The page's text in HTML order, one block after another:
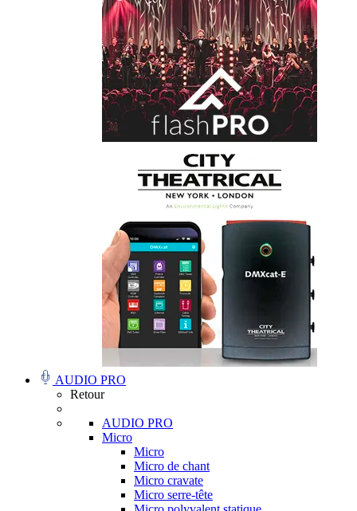
AUDIO PRO
Retour
AUDIO PRO
Micro
Micro
Micro de chant
Micro cravate
Micro serre-tête